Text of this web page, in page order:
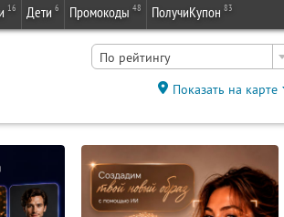
16 Дети 6 Промокоды 48 ПолучиКупон 83
По рейтингу
Показать на карте